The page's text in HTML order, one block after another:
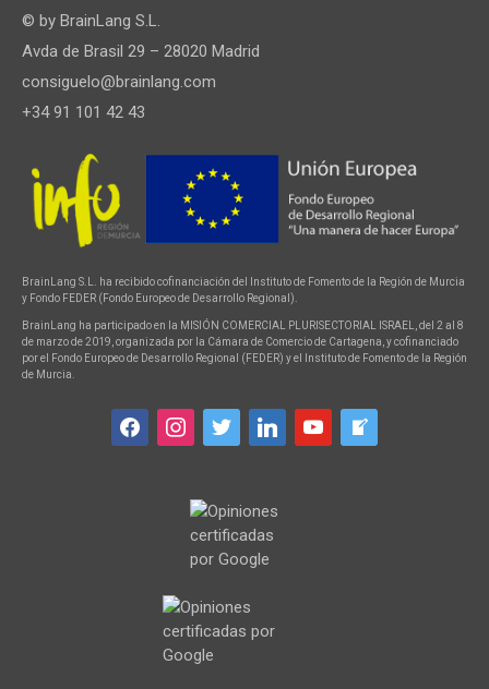
© by BrainLang S.L.
Avda de Brasil 29 – 28020 Madrid
consiguelo@brainlang.com
+34 91 101 42 43
BrainLang S.L. ha recibido cofinanciación del Instituto de Fomento de la Región de Murcia
y Fondo FEDER (Fondo Europeo de Desarrollo Regional).
BrainLang ha participado en la MISIÓN COMERCIAL PLURISECTORIAL ISRAEL, del 2 al 8
de marzo de 2019, organizada por la Cámara de Comercio de Cartagena, y cofinanciado
por el Fondo Europeo de Desarrollo Regional (FEDER) y el Instituto de Fomento de la Región
de Murcia.
facebookinstagram
twitter linkedin youtube welcome-
write-